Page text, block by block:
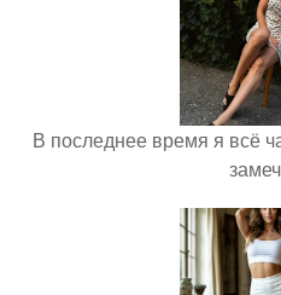
В последнее время я всё